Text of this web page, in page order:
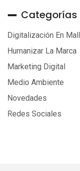
Categorías
Digitalización En
Humanizar La Marca
Marketing Digital
Medio Ambiente
Novedades
Redes Sociales